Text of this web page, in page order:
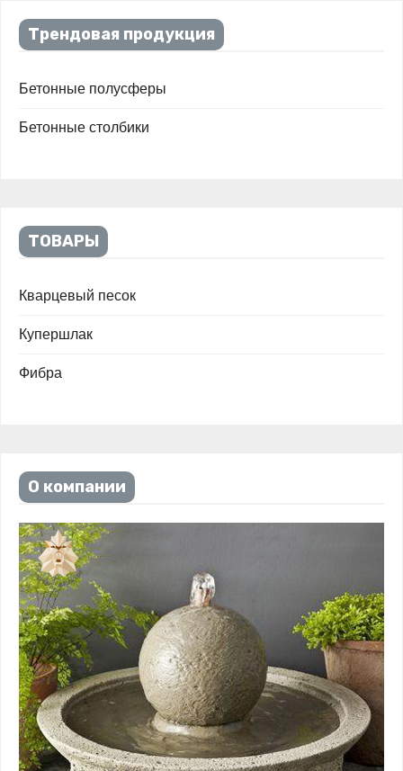
Трендовая продукция
Бетонные полусферы
Бетонные столбики
ТОВАРЫ
Кварцевый песок
Купершлак
Фибра
О компании